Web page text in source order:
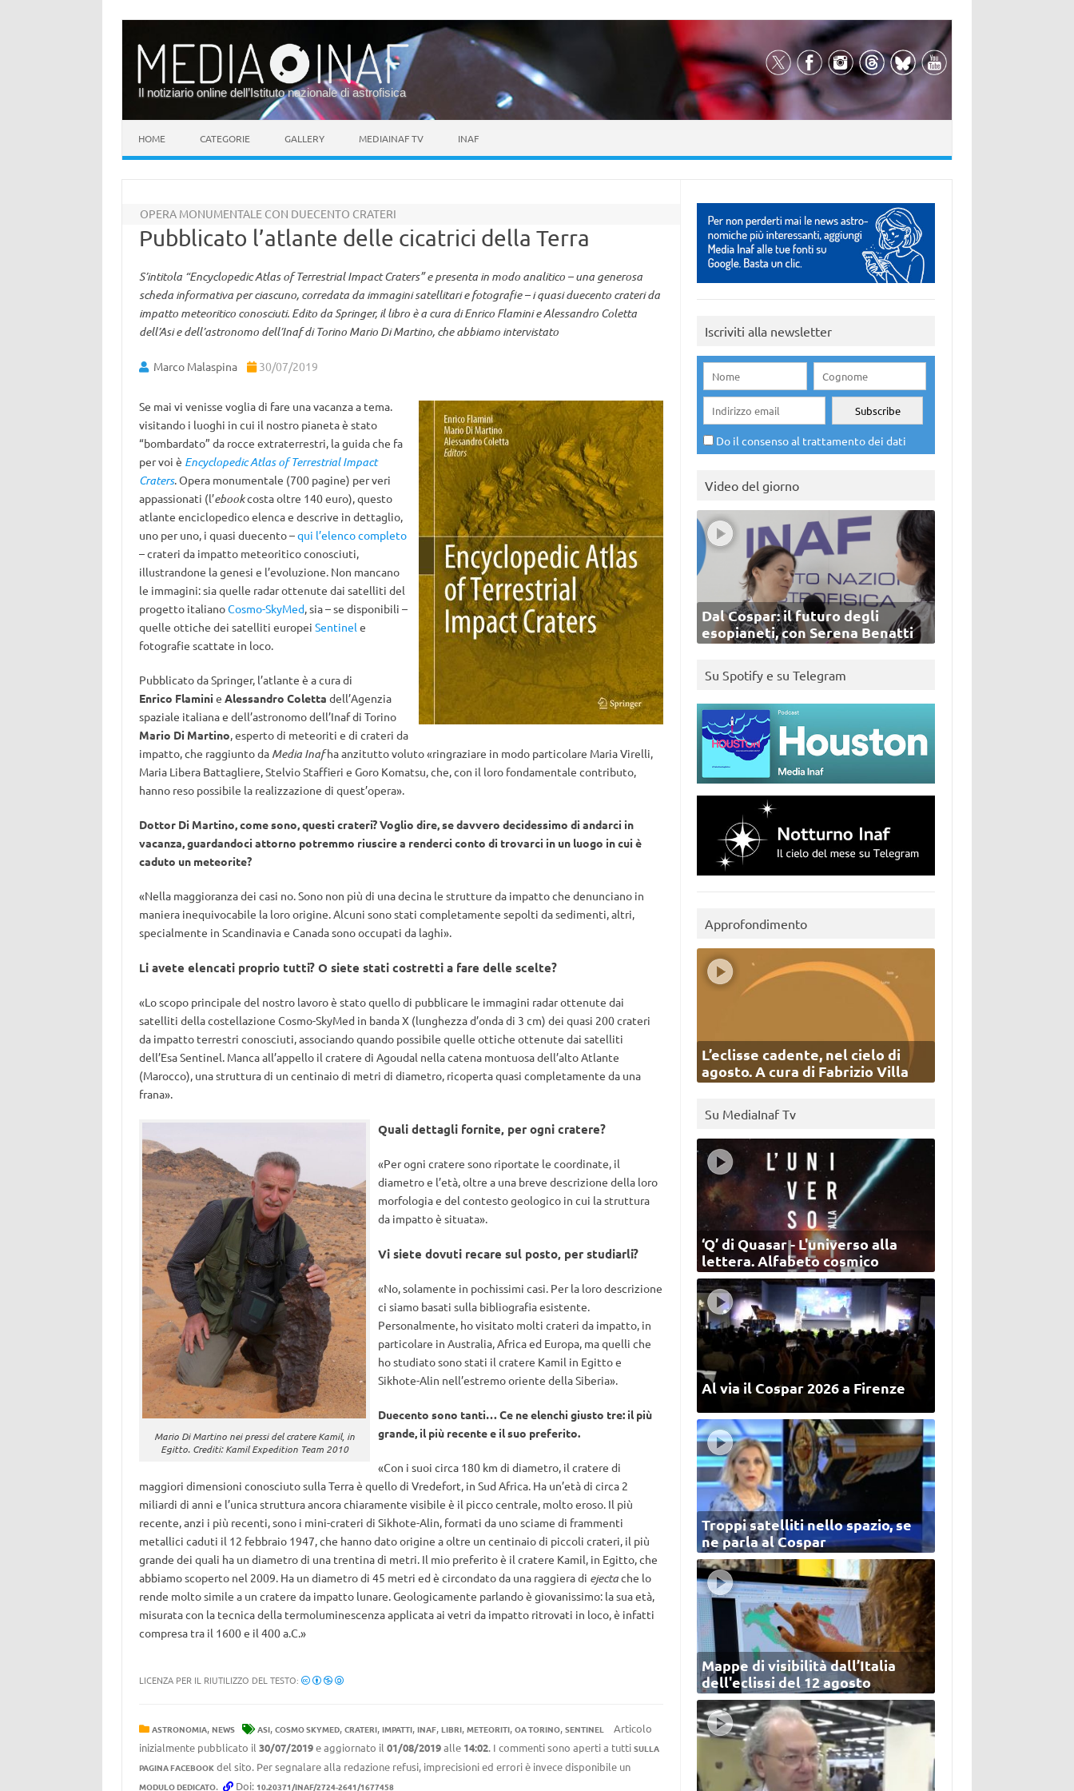
Il notiziario online dell’Istituto nazionale di astrofisica
HOME CATEGORIE GALLERY MEDIAINAF TV INAF
OPERA MONUMENTALE CON DUECENTO CRATERI
Pubblicato l’atlante delle cicatrici della Terra
S’intitola “Encyclopedic Atlas of Terrestrial Impact Craters” e presenta in modo analitico – una generosa
scheda informativa per ciascuno, corredata da immagini satellitari e fotografie – i quasi duecento crateri da
impatto meteoritico conosciuti. Edito da Springer, il libro è a cura di Enrico Flamini e Alessandro Coletta
dell’Asi e dell’astronomo dell’Inaf di Torino Mario Di Martino, che abbiamo intervistato
Marco Malaspina 30/07/2019
Se mai vi venisse voglia di fare una vacanza a tema.
visitando i luoghi in cui il nostro pianeta è stato
“bombardato” da rocce extraterrestri, la guida che fa
per voi è Encyclopedic Atlas of Terrestrial Impact
Craters. Opera monumentale (700 pagine) per veri
appassionati (l’ebookcosta oltre 140 euro), questo
atlante enciclopedico elenca e descrive in dettaglio,
uno per uno, i quasi duecento –qui l’elenco completo
– crateri da impatto meteoritico conosciuti,
illustrandone la genesi e l’evoluzione. Non mancano
le immagini: sia quelle radar ottenute dai satelliti del
progetto italianoCosmo-SkyMed, sia – se disponibili –
quelle ottiche dei satelliti europei Sentinel e
fotografie scattate in loco.
Pubblicato da Springer, l’atlante è a cura di
Enrico Flamini e Alessandro Coletta dell’Agenzia
spaziale italiana e dell’astronomo dell’Inaf di Torino
Mario Di Martino, esperto di meteoriti e di crateri da
impatto, che raggiunto da Media Inafha anzitutto voluto «ringraziare in modoparticolare Maria Virelli,
Maria Libera Battagliere,Stelvio Staffieri e Goro Komatsu, che,con il loro fondamentale contributo,
hanno reso possibile la realizzazione di quest’opera».
Dottor Di Martino, come sono, questi crateri? Voglio dire, se davvero decidessimo di andarci in
vacanza, guardandoci attorno potremmo riuscire a renderci conto di trovarci in un luogo in cui è
caduto un meteorite?
«Nella maggioranza dei casi no. Sono non più di una decina le strutture da impatto che denunciano in
maniera inequivocabile la loro origine. Alcuni sono stati completamente sepolti da sedimenti, altri,
specialmente in Scandinavia e Canada sono occupati da laghi».
Li avete elencati proprio tutti? O siete stati costretti a fare delle scelte?
«Lo scopo principale del nostro lavoro è stato quello di pubblicare le immagini radar ottenute dai
satelliti della costellazione Cosmo-SkyMed in banda X (lunghezza d’onda di 3 cm) dei quasi 200 crateri
da impatto terrestri conosciuti, associando quando possibile quelle ottiche ottenute dai satelliti
dell’Esa Sentinel. Manca all’appello il cratere di Agoudal nella catena montuosa dell’alto Atlante
(Marocco), una struttura di un centinaio di metri di diametro, ricoperta quasi completamente da una
frana».
Mario Di Martino nei pressi del cratere Kamil, in
Egitto. Crediti: Kamil Expedition Team 2010
Quali dettagli fornite, per ogni cratere?
«Per ogni cratere sono riportate le coordinate, il
diametro e l’età, oltre a una breve descrizione della loro
morfologia e del contesto geologico in cui la struttura
da impatto è situata».
Vi siete dovuti recare sul posto, per studiarli?
«No, solamente in pochissimi casi. Per la loro descrizione
ci siamo basati sulla bibliografia esistente.
Personalmente, ho visitato molti crateri da impatto, in
particolare in Australia, Africa ed Europa, ma quelli che
ho studiato sono stati il cratere Kamil in Egitto e
Sikhote-Alin nell’estremo oriente della Siberia».
Duecento sono tanti… Ce ne elenchi giusto tre: il più
grande, il più recente e il suo preferito.
«Con i suoi circa 180 km di diametro, il cratere di
maggiori dimensioni conosciuto sulla Terra è quello di Vredefort, in Sud Africa. Ha un’età di circa 2
miliardi di anni e l’unica struttura ancora chiaramente visibile è il picco centrale, molto eroso. Il più
recente, anzi i più recenti, sono i mini-crateri di Sikhote-Alin, formati da uno sciame di frammenti
metallici caduti il 12 febbraio 1947, che hanno dato origine a oltre un centinaio di piccoli crateri, il più
grande dei quali ha un diametro di una trentina di metri. Il mio preferito è il cratere Kamil, in Egitto, che
abbiamo scoperto nel 2009. Ha un diametro di 45 metri ed è circondato da una raggiera di ejectache lo
rende molto simile a un cratere da impatto lunare. Geologicamente parlando è giovanissimo: la sua età,
misurata con la tecnica della termoluminescenza applicata ai vetri da impatto ritrovati in loco, è infatti
compresa tra il 1600 e il 400 a.C.»
LICENZA PER IL RIUTILIZZO DEL TESTO:
ASTRONOMIA, NEWS ASI, COSMO SKYMED, CRATERI, IMPATTI, INAF, LIBRI, METEORITI, OA TORINO, SENTINEL
Articolo
inizialmente pubblicato il 30/07/2019e aggiornato il 01/08/2019alle 14:02. I commenti sono aperti a tutti SULLA
PAGINA FACEBOOKdel sito. Per segnalare alla redazione refusi, imprecisioni ed errori è invece disponibile un
MODULO DEDICATO. Doi: 10.20371/INAF/2724-2641/1677458
Iscriviti alla newsletter
Do il consenso al trattamento dei dati
Video del giorno
Dal Cospar: il futuro degli
esopianeti, con Serena Benatti
Su Spotify e su Telegram
Approfondimento
L’eclisse cadente, nel cielo di
agosto. A cura di Fabrizio Villa
Su MediaInaf Tv
‘Q’ di Quasar - L'universo alla
lettera. Alfabeto cosmico
Al via il Cospar 2026 a Firenze
Troppi satelliti nello spazio, se
ne parla al Cospar
Mappe di visibilità dall’Italia
dell'eclissi del 12 agosto